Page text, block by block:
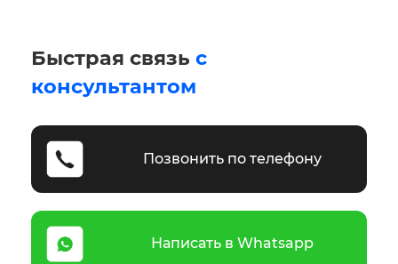
Быстрая связь с
консультантом
Позвонить по телефону
Написать в Whatsapp